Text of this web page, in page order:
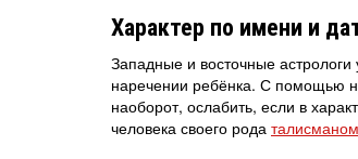
Характер по имени и
Западные и восточные
наречении ребёнка. С помощью
наоборот, ослабить, если в
человека своего рода